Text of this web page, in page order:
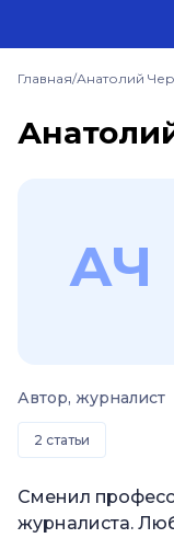
Главная/Анатолий
АЧ
Автор, журналист
2 статьи
Сменил
журналиста.